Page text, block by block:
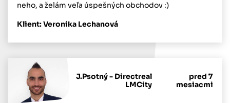
neho, a želám veľa úspešných obchodov :)
Klient: Veronika Lechanová
J.Psotný - Directreal
LMCity
pred 7
mesiacmi